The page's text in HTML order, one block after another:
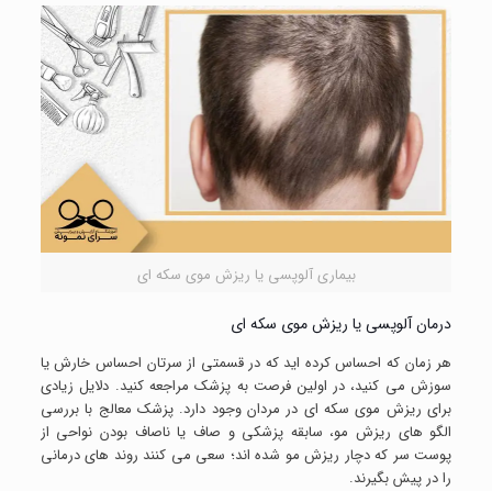
بیماری آلوپسی یا ریزش موی سکه ای
درمان آلوپسی یا ریزش موی سکه ای
هر زمان که احساس کرده اید که در قسمتی از سرتان احساس خارش یا
سوزش می کنید، در اولین فرصت به پزشک مراجعه کنید. دلایل زیادی
برای ریزش موی سکه ای در مردان وجود دارد. پزشک معالج با بررسی
الگو های ریزش مو، سابقه پزشکی و صاف یا ناصاف بودن نواحی از
پوست سر که دچار ریزش مو شده اند؛ سعی می کنند روند های درمانی
را در پیش بگیرند.